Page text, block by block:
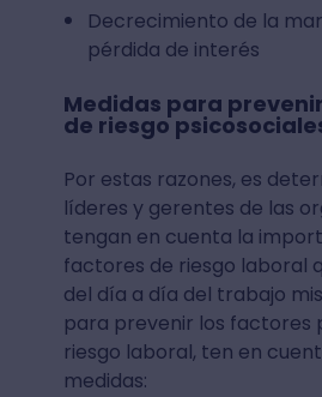
Decrecimiento de la
pérdida de interés
Medidas para
de riesgo
Por estas razones, es
líderes y gerentes de las
tengan en cuenta la
factores de riesgo laboral
del día a día del trabajo
para prevenir los factores
riesgo laboral, ten en
medidas: